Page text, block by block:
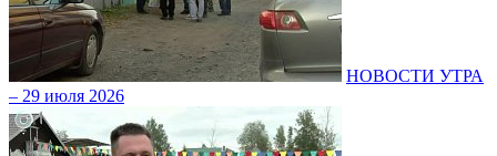
НОВОСТИ УТРА
– 29 июля 2026